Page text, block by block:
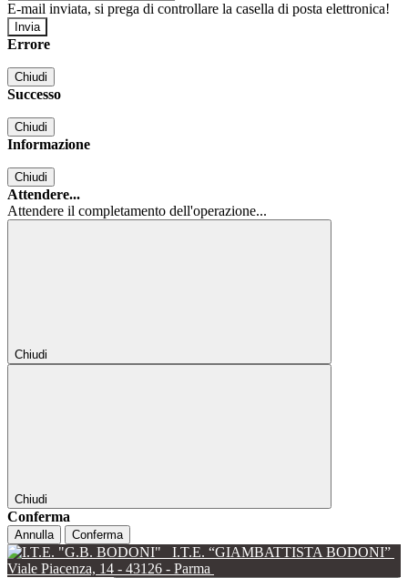
E-mail inviata, si prega di controllare la casella di posta elettronica!
Errore
Chiudi
Successo
Chiudi
Informazione
Chiudi
Attendere...
Attendere il completamento dell'operazione...
Chiudi
Chiudi
Conferma
Annulla Conferma
I.T.E. “GIAMBATTISTA BODONI”
Viale Piacenza, 14 - 43126 - Parma